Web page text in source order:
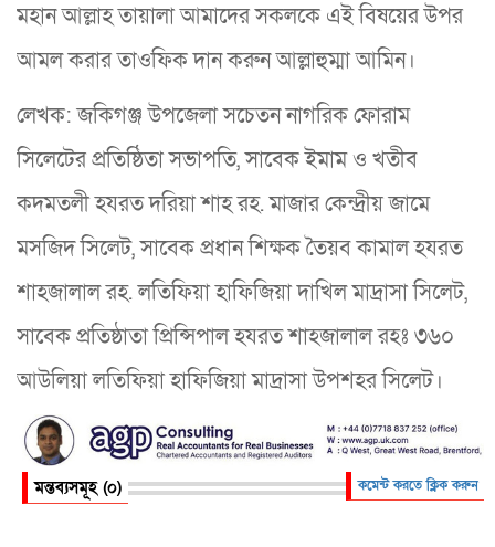
মহান আল্লাহ তায়ালা আমাদের সকলকে এই বিষয়ের উপর
আমল করার তাওফিক দান করুন আল্লাহুম্মা আমিন।
লেখক: জকিগঞ্জ উপজেলা সচেতন নাগরিক ফোরাম
সিলেটের প্রতিষ্ঠিতা সভাপতি, সাবেক ইমাম ও খতীব
কদমতলী হযরত দরিয়া শাহ রহ. মাজার কেন্দ্রীয় জামে
মসজিদ সিলেট, সাবেক প্রধান শিক্ষক তৈয়ব কামাল হযরত
শাহজালাল রহ. লতিফিয়া হাফিজিয়া দাখিল মাদ্রাসা সিলেট,
সাবেক প্রতিষ্ঠাতা প্রিন্সিপাল হযরত শাহজালাল রহঃ ৩৬০
আউলিয়া লতিফিয়া হাফিজিয়া মাদ্রাসা উপশহর সিলেট।
মন্তব্যসমূহ (০) কমেন্ট করতে ক্লিক করুন